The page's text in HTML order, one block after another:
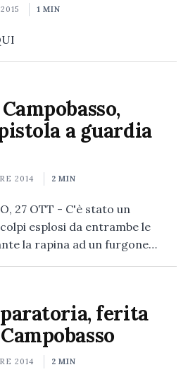
1 MIN
a guardia
2014 2 MIN
27 OTT - C'è stato un
esplosi da entrambe le
la rapina ad un furgone…
ferita
2014 2 MIN